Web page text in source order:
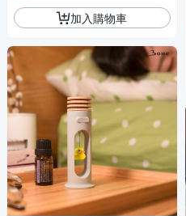
加入購物車